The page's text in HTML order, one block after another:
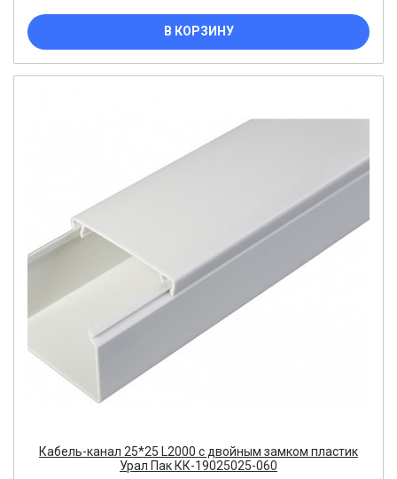
В КОРЗИНУ
Кабель-канал 25*25 L2000 с двойным замком пластик
Урал Пак КК-19025025-060